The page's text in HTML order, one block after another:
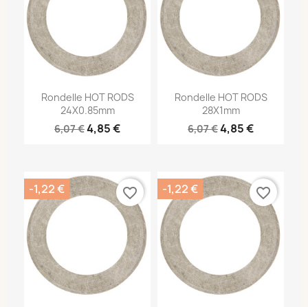
Rondelle HOT RODS
24X0.85mm
6,07 €4,85 €
Rondelle HOT RODS
28X1mm
6,07 €4,85 €
-1,22 € favorite_border -1,22 € favorite_border